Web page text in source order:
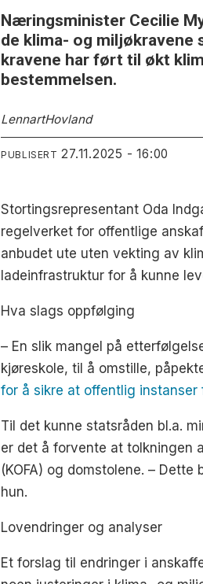
Næringsminister Cecilie
de klima- og miljøkravene
kravene har ført til økt
bestemmelsen.
LennartHovland
PUBLISERT 27.11.2025 - 16:00
Stortingsrepresentant Oda
regelverket for offentlige
anbudet ute uten vekting av
ladeinfrastruktur for å kunne
Hva slags oppfølging
– En slik mangel på
kjøreskole, til å omstille,
for å sikre at offentlig
Til det kunne statsråden bl.a.
er det å forvente at tolkningen
(KOFA) og domstolene. –
hun.
Lovendringer og analyser
Et forslag til endringer i